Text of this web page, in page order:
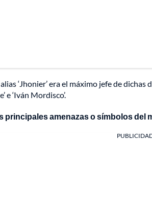
‘Jhonier’ era el máximo jefe de
e ‘Iván Mordisco’.
principales amenazas o símbolos del